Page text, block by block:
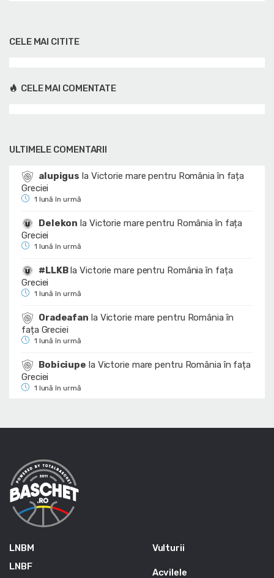
CELE MAI CITITE
CELE MAI COMENTATE
ULTIMELE COMENTARII
alupigus la Victorie mare pentru România în fața
Greciei
1 lună în urmă
Delekon la Victorie mare pentru România în fața
Greciei
1 lună în urmă
#LLKBlaVictorie mare pentru România în fața
Greciei
1 lună în urmă
Oradeafan la Victorie mare pentru România în
fața Greciei
1 lună în urmă
Bobiciupe la Victorie mare pentru România în fața
Greciei
1 lună în urmă
LNBM
LNBF
Vulturii
Acvilele